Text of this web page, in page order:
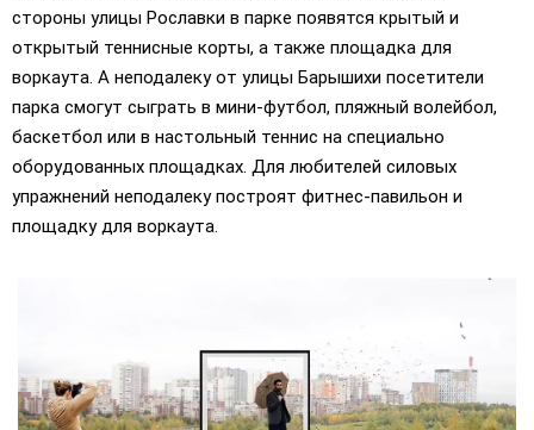
стороны улицы Рославки в парке появятся крытый и
открытый теннисные корты, а также площадка для
воркаута. А неподалеку от улицы Барышихи посетители
парка смогут сыграть в мини-футбол, пляжный волейбол,
баскетбол или в настольный теннис на специально
оборудованных площадках. Для любителей силовых
упражнений неподалеку построят фитнес-павильон и
площадку для воркаута.